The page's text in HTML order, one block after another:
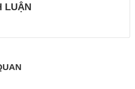
Up to 98.4' / 30 m
LUẬN